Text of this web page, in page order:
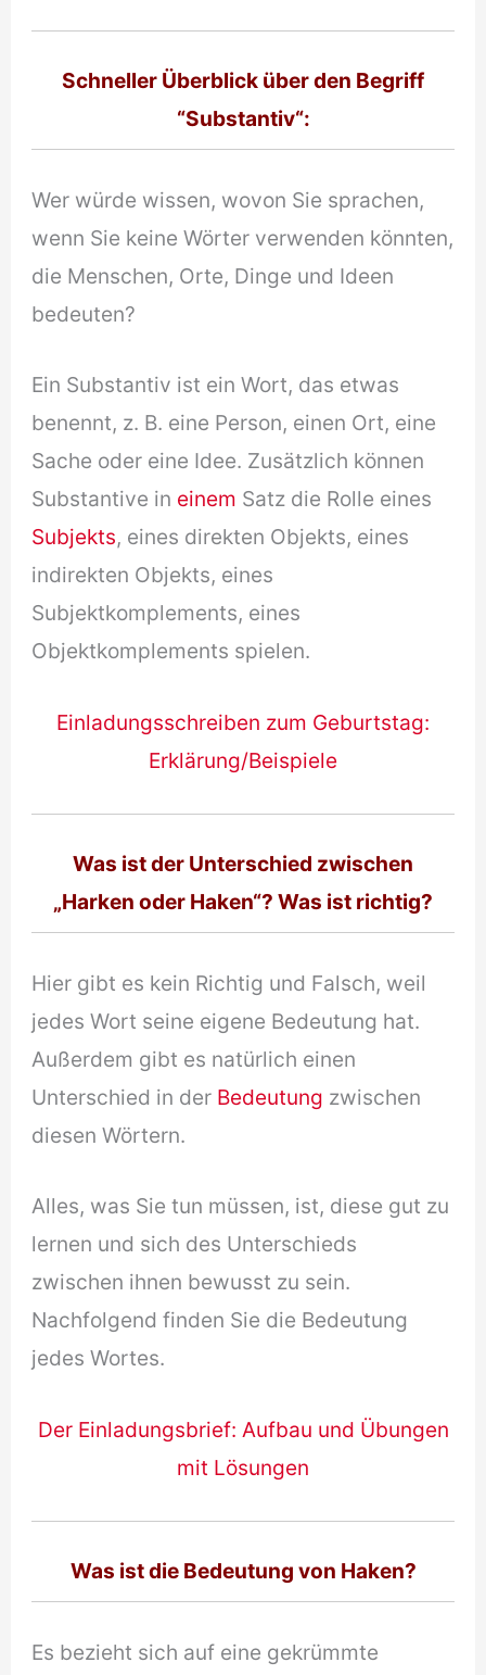
Schneller Überblick über den Begriff
“Substantiv“:
Wer würde wissen, wovon Sie sprachen,
wenn Sie keine Wörter verwenden könnten,
die Menschen, Orte, Dinge und Ideen
bedeuten?
Ein Substantiv ist ein Wort, das etwas
benennt, z. B. eine Person, einen Ort, eine
Sache oder eine Idee. Zusätzlich können
Substantive in einem Satz die Rolle eines
Subjekts, eines direkten Objekts, eines
indirekten Objekts, eines
Subjektkomplements, eines
Objektkomplements spielen.
Einladungsschreiben zum Geburtstag:
Erklärung/Beispiele
Was ist der Unterschied zwischen
„Harken oder Haken“? Was ist richtig?
Hier gibt es kein Richtig und Falsch, weil
jedes Wort seine eigene Bedeutung hat.
Außerdem gibt es natürlich einen
Unterschied in der Bedeutung zwischen
diesen Wörtern.
Alles, was Sie tun müssen, ist, diese gut zu
lernen und sich des Unterschieds
zwischen ihnen bewusst zu sein.
Nachfolgend finden Sie die Bedeutung
jedes Wortes.
Der Einladungsbrief: Aufbau und Übungen
mit Lösungen
Was ist die Bedeutung von Haken?
Es bezieht sich auf eine gekrümmte